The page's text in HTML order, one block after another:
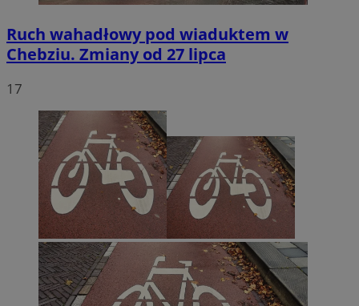
Ruch wahadłowy pod wiaduktem w
Chebziu. Zmiany od 27 lipca
17